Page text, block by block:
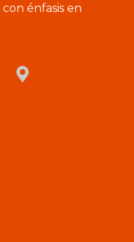
con énfasis en